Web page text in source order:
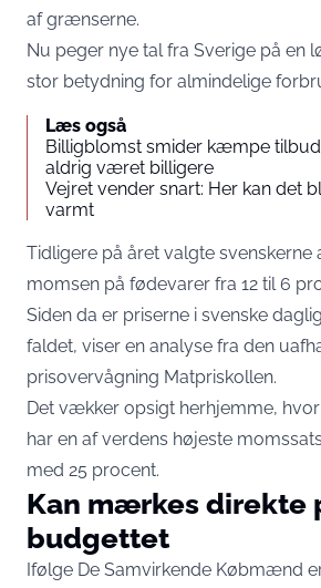
af grænserne.
Nu peger nye tal fra Sverige på en
stor betydning for almindelige
Læs også
Billigblomst smider kæmpe
aldrig været billigere
Vejret vender snart: Her kan det
varmt
Tidligere på året valgte svenskerne
momsen på fødevarer fra 12 til 6
Siden da er priserne i svenske
faldet, viser en analyse fra den
prisovervågning Matpriskollen.
Det vækker opsigt herhjemme,
har en af verdens højeste
med 25 procent.
Kan mærkes direkte
budgettet
Ifølge De Samvirkende Købmænd